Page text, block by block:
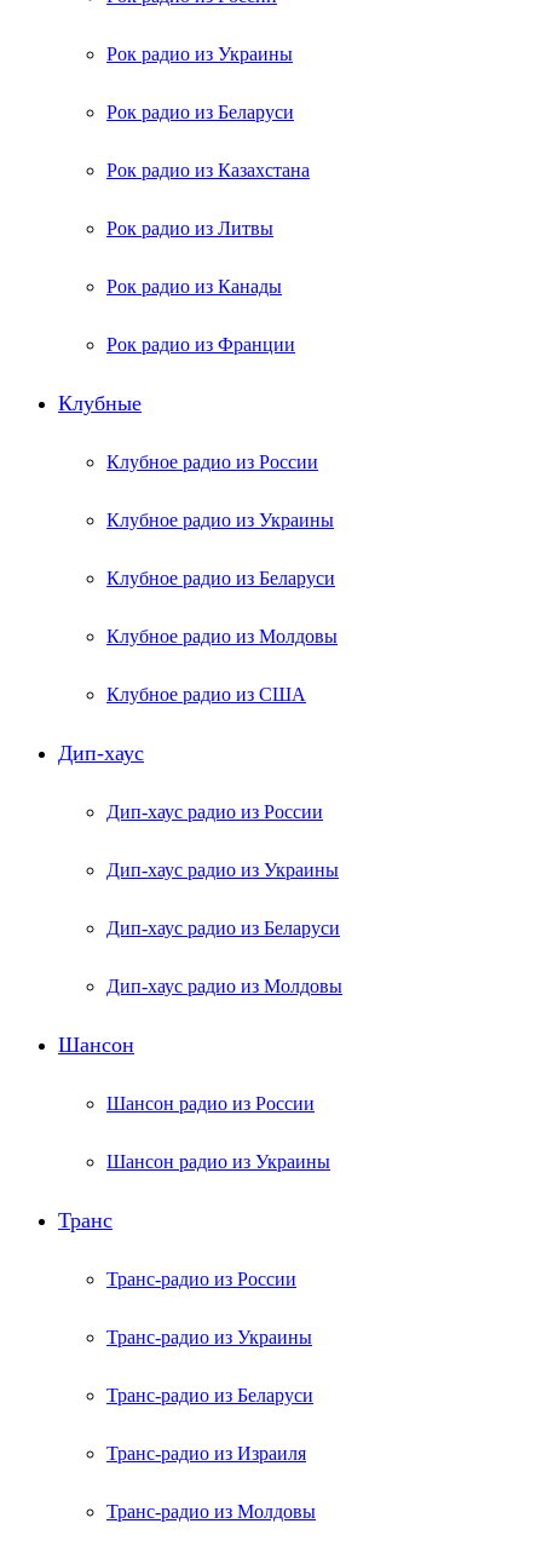
Рок радио из Украины
Рок радио из Беларуси
Рок радио из Казахстана
Рок радио из Литвы
Рок радио из Канады
Рок радио из Франции
Клубные
Клубное радио из России
Клубное радио из Украины
Клубное радио из Беларуси
Клубное радио из Молдовы
Клубное радио из США
Дип-хаус
Дип-хаус радио из России
Дип-хаус радио из Украины
Дип-хаус радио из Беларуси
Дип-хаус радио из Молдовы
Шансон
Шансон радио из России
Шансон радио из Украины
Транс
Транс-радио из России
Транс-радио из Украины
Транс-радио из Беларуси
Транс-радио из Израиля
Транс-радио из Молдовы